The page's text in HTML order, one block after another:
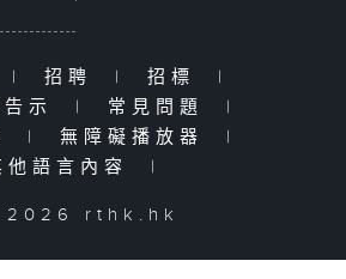
| 招聘 | 招標
|
告示
| 常見問題
|
| 無障礙播放器
|
他語言內容
|
rthk.hk